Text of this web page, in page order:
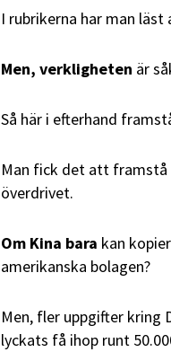
I rubrikerna har man
Men, verkligheten är
Så här i efterhand
Man fick det att framstå
överdrivet.
Om Kina bara kan
amerikanska bolagen?
Men, fler uppgifter kring
lyckats få ihop runt